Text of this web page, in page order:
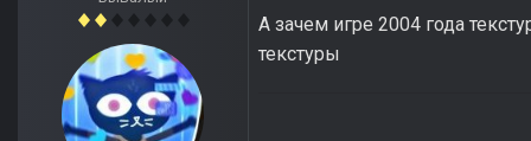
А зачем игре 2004 года
текстуры